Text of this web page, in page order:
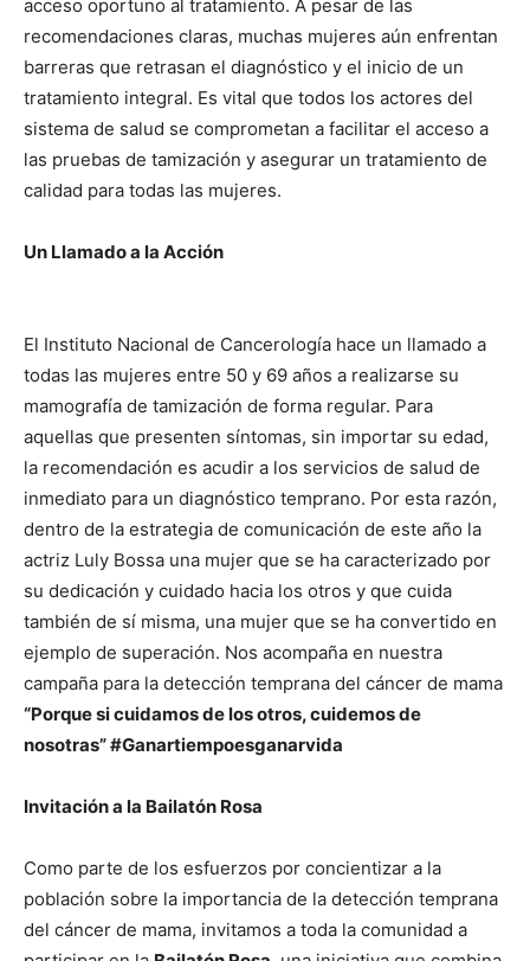
acceso oportuno al tratamiento. A pesar de las
recomendaciones claras, muchas mujeres aún enfrentan
barreras que retrasan el diagnóstico y el inicio de un
tratamiento integral. Es vital que todos los actores del
sistema de salud se comprometan a facilitar el acceso a
las pruebas de tamización y asegurar un tratamiento de
calidad para todas las mujeres.
Un Llamado a la Acción
El Instituto Nacional de Cancerología hace un llamado a
todas las mujeres entre 50 y 69 años a realizarse su
mamografía de tamización de forma regular. Para
aquellas que presenten síntomas, sin importar su edad,
la recomendación es acudir a los servicios de salud de
inmediato para un diagnóstico temprano. Por esta razón,
dentro de la estrategia de comunicación de este año la
actriz Luly Bossa una mujer que se ha caracterizado por
su dedicación y cuidado hacia los otros y que cuida
también de sí misma, una mujer que se ha convertido en
ejemplo de superación. Nos acompaña en nuestra
campaña para la detección temprana del cáncer de mama
“Porque si cuidamos de los otros, cuidemos de
nosotras” #Ganartiempoesganarvida
Invitación a la Bailatón Rosa
Como parte de los esfuerzos por concientizar a la
población sobre la importancia de la detección temprana
del cáncer de mama, invitamos a toda la comunidad a